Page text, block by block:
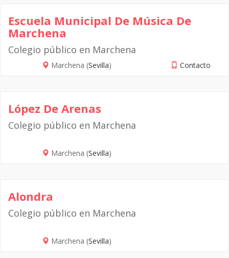
Escuela Municipal De Música De
Marchena
Colegio público en Marchena
Marchena (Sevilla) Contacto
López De Arenas
Colegio público en Marchena
Marchena (Sevilla)
Alondra
Colegio público en Marchena
Marchena (Sevilla)